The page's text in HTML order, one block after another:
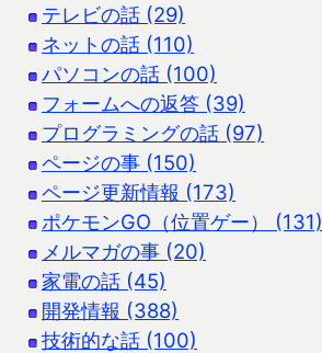
テレビの話 (29)
ネットの話 (110)
パソコンの話 (100)
フォームへの返答 (39)
プログラミングの話 (97)
ページの事 (150)
ページ更新情報 (173)
ポケモンGO（位置ゲー） (131)
メルマガの事 (20)
家電の話 (45)
開発情報 (388)
技術的な話 (100)